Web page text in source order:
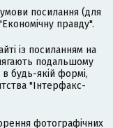
посилання (для
правду".
із посиланням на
подальшому
будь-якій формі,
"Інтерфакс-
фотографічних